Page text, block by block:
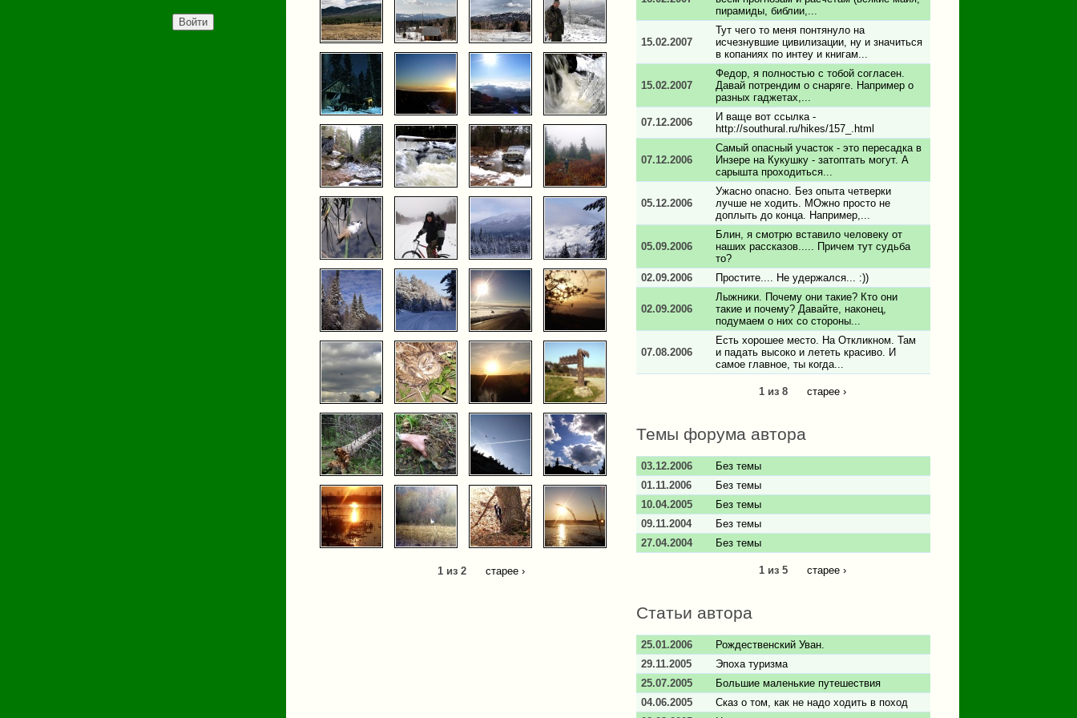
1 из 2 старее ›
пирамиды, библии,...
15.02.2007
Тут чего то меня понтянуло на
исчезнувшие цивилизации, ну и значиться
в копаниях по интеу и книгам...
15.02.2007
Федор, я полностью с тобой согласен.
Давай потрендим о снаряге. Например о
разных гаджетах,...
07.12.2006
И ваще вот ссылка -
http://southural.ru/hikes/157_.html
07.12.2006
Самый опасный участок - это пересадка в
Инзере на Кукушку - затоптать могут. А
сарышта проходиться...
05.12.2006
Ужасно опасно. Без опыта четверки
лучше не ходить. МОжно просто не
доплыть до конца. Например,...
05.09.2006
Блин, я смотрю вставило человеку от
наших рассказов..... Причем тут судьба
то?
02.09.2006
Простите.... Не удержался... :))
02.09.2006
Лыжники. Почему они такие? Кто они
такие и почему? Давайте, наконец,
подумаем о них со стороны...
07.08.2006
Есть хорошее место. На Откликном. Там
и падать высоко и лететь красиво. И
самое главное, ты когда...
1 из 8 старее ›
Темы форума автора
03.12.2006
Без темы
01.11.2006
Без темы
10.04.2005
Без темы
09.11.2004
Без темы
27.04.2004
Без темы
1 из 5 старее ›
Статьи автора
25.01.2006
Рождественский Уван.
29.11.2005
Эпоха туризма
25.07.2005
Большие маленькие путешествия
04.06.2005
Сказ о том, как не надо ходить в поход